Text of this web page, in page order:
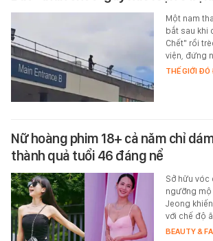
Một nam
bắt sau khi
Chết" rồi
viện, đứng
THẾ GIỚI ĐÓ
Nữ hoàng phim 18+ cả năm chỉ
thành quả tuổi 46 đáng nể
Sở hữu vóc
ngưỡng mộ
Jeong
với chế độ
BEAUTY &